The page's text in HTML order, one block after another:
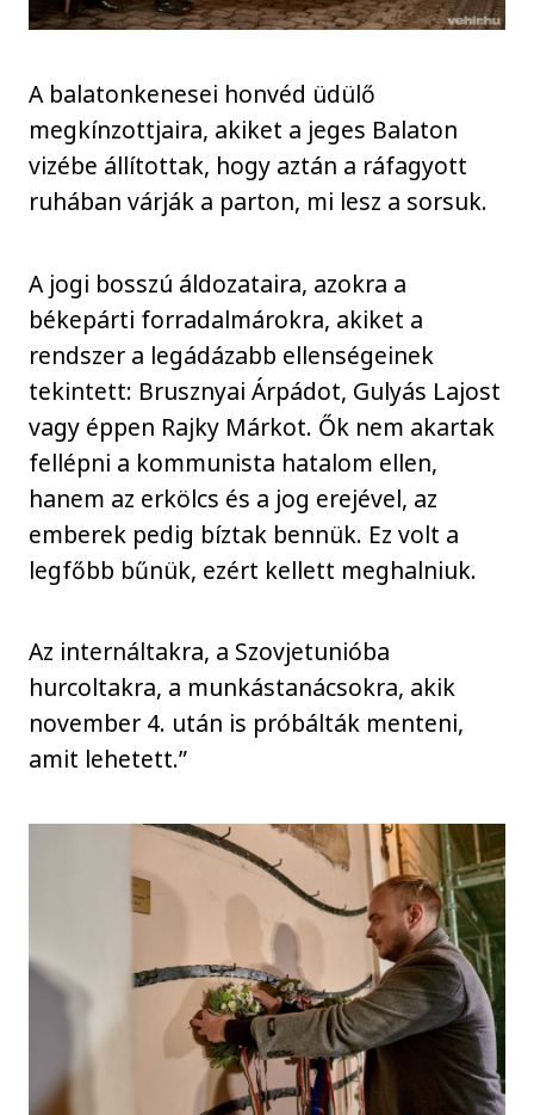
A balatonkenesei honvéd üdülő
megkínzottjaira, akiket a jeges Balaton
vizébe állítottak, hogy aztán a ráfagyott
ruhában várják a parton, mi lesz a sorsuk.
A jogi bosszú áldozataira, azokra a
békepárti forradalmárokra, akiket a
rendszer a legádázabb ellenségeinek
tekintett: Brusznyai Árpádot, Gulyás Lajost
vagy éppen Rajky Márkot. Ők nem akartak
fellépni a kommunista hatalom ellen,
hanem az erkölcs és a jog erejével, az
emberek pedig bíztak bennük. Ez volt a
legfőbb bűnük, ezért kellett meghalniuk.
Az internáltakra, a Szovjetunióba
hurcoltakra, a munkástanácsokra, akik
november 4. után is próbálták menteni,
amit lehetett.”